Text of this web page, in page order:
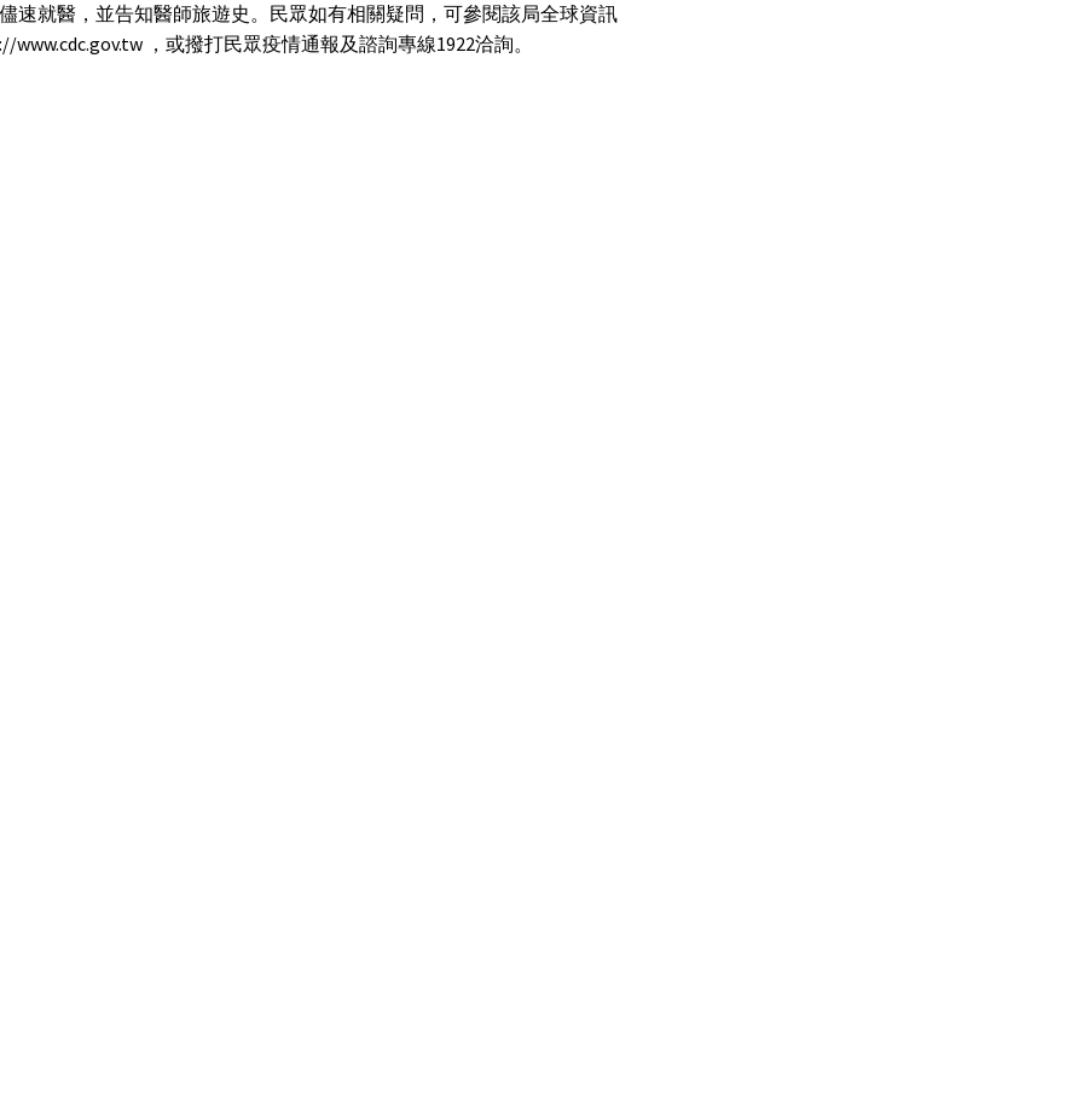
速就醫，並告知醫師旅遊史。民眾如有相關疑問，可參閱該局全球資訊
www.cdc.gov.tw ，或撥打民眾疫情通報及諮詢專線1922洽詢。